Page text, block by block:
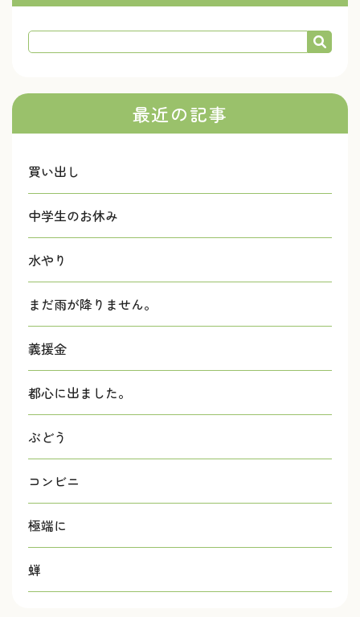
最近の記事
買い出し
中学生のお休み
水やり
まだ雨が降りません。
義援金
都心に出ました。
ぶどう
コンビニ
極端に
蝉